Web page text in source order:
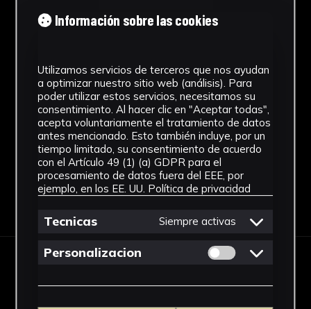
Estilo
Técnica
Impresión digital
Ver más
Descargar Ficha
Información sobre las cookies
Utilizamos servicios de terceros que nos ayudan
a optimizar nuestro sitio web (análisis). Para
poder utilizar estos servicios, necesitamos su
consentimiento. Al hacer clic en "Aceptar todas",
acepta voluntariamente el tratamiento de datos
antes mencionado. Esto también incluye, por un
tiempo limitado, su consentimiento de acuerdo
con el Artículo 49 (1) (a) GDPR para el
procesamiento de datos fuera del EEE, por
ejemplo, en los EE. UU. Política de privacidad
Tecnicas Siempre activas
Personalizacion Permitir cookies